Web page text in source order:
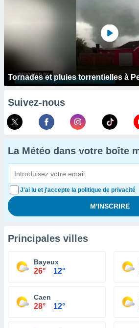
Tornades et pluies torrentielles à
Suivez-nous
La Météo dans votre boîte
J'ai lu et j'accepte la politique de privacité
Principales villes
Bayeux
26° 12°
Caen
28° 12°